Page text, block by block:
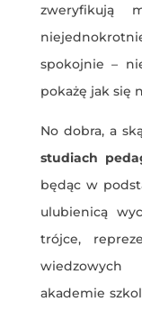
zweryfikują
spokojnie –
pokażę jak się
No dobra, a
studiach
będąc w
ulubienicą
trójce,
akademie